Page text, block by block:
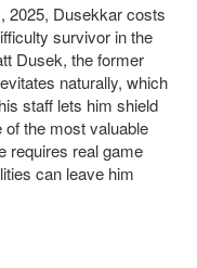
2025, Dusekkar costs
survivor in the
Dusek, the former
naturally, which
staff lets him shield
the most valuable
requires real game
can leave him